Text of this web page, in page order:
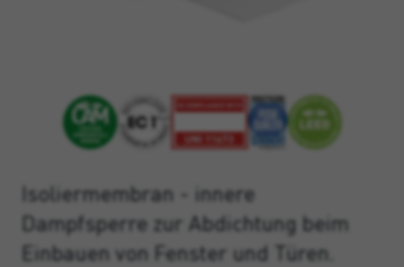
Isoliermembran - innere
Dampfsperre zur Abdichtung beim
Einbauen von Fenster und Türen.